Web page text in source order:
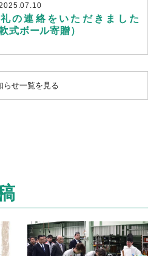
の連絡をいただきました
軟式ボール寄贈）
らせ一覧を見る